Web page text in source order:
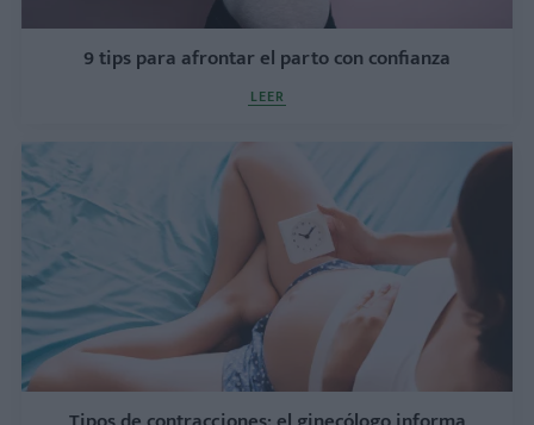
9 tips para afrontar el parto con confianza
LEER